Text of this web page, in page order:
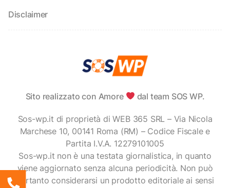
Disclaimer
Sito realizzato con Amore dal team SOS WP.
Sos-wp.it di proprietà di WEB 365 SRL – Via Nicola
Marchese 10, 00141 Roma (RM) – Codice Fiscale e
Partita I.V.A. 12279101005
Sos-wp.it non è una testata giornalistica, in quanto
viene aggiornato senza alcuna periodicità. Non può
pertanto considerarsi un prodotto editoriale ai sensi